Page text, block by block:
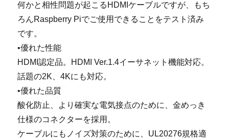
何かと相性問題が起こるHDMIケーブルですが、もち
ろんRaspberry Piでご使用できることをテスト済み
です。
•優れた性能
HDMI認定品。HDMI Ver.1.4イーサネット機能対応。
話題の2K、4Kにも対応。
•優れた品質
酸化防止、より確実な電気接点のために、金めっき
仕様のコネクターを採用。
ケーブルにもノイズ対策のために、UL20276規格適